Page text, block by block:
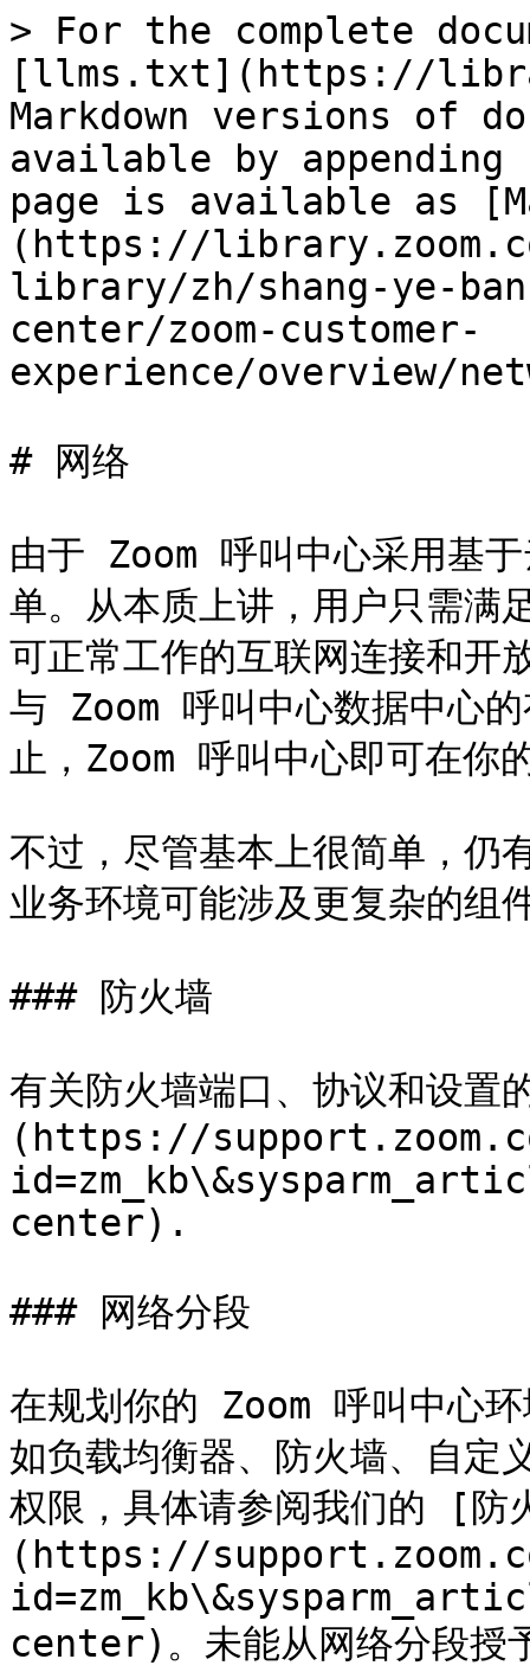
> For the complete
[llms.txt](https://
Markdown versions of
available by
page is available as
(https://
library/zh/shang-ye-
center/zoom-customer-
experience/overview/
# 网络
由于 Zoom 呼叫中心采用基
单。从本质上讲，用户只需满
可正常工作的互联网连接和开
与 Zoom 呼叫中心数据中心
止，Zoom 呼叫中心即可在你
不过，尽管基本上很简单，仍
业务环境可能涉及更复杂的组
### 防火墙
有关防火墙端口、协议和设
(https://
center).
### 网络分段
在规划你的 Zoom 呼叫中心
如负载均衡器、防火墙、自定
权限，具体请参阅我们的 [防
(https://
center)。未能从网络分段授